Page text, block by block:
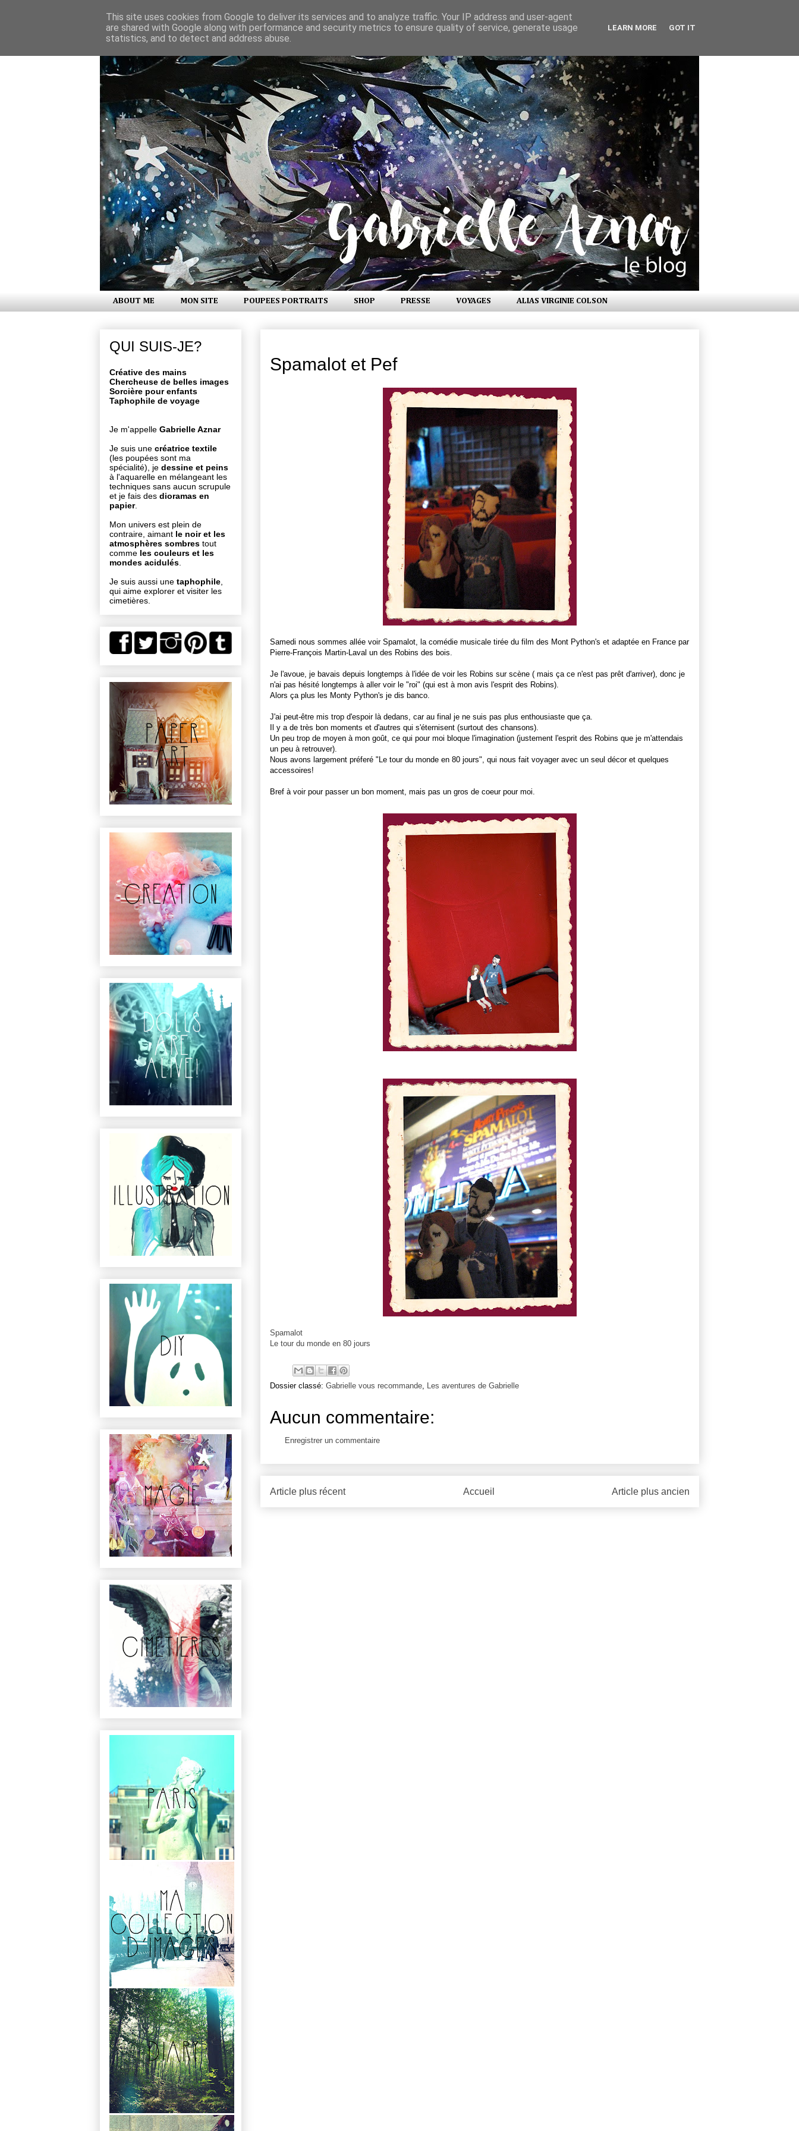
ABOUT ME MON SITE POUPEES PORTRAITS SHOP PRESSE VOYAGES ALIAS VIRGINIE COLSON
Spamalot et Pef
Samedi nous sommes allée voir Spamalot, la comédie musicale tirée du film des Mont Python's et adaptée en France par
Pierre-François Martin-Laval un des Robins des bois.
Je l'avoue, je bavais depuis longtemps à l'idée de voir les Robins sur scène ( mais ça ce n'est pas prêt d'arriver), donc je
n'ai pas hésité longtemps à aller voir le "roi" (qui est à mon avis l'esprit des Robins).
Alors ça plus les Monty Python's je dis banco.
J'ai peut-être mis trop d'espoir là dedans, car au final je ne suis pas plus enthousiaste que ça.
Il y a de très bon moments et d'autres qui s'éternisent (surtout des chansons).
Un peu trop de moyen à mon goût, ce qui pour moi bloque l'imagination (justement l'esprit des Robins que je m'attendais
un peu à retrouver).
Nous avons largement préferé "Le tour du monde en 80 jours", qui nous fait voyager avec un seul décor et quelques
accessoires!
Bref à voir pour passer un bon moment, mais pas un gros de coeur pour moi.
Spamalot
Le tour du monde en 80 jours
Dossier classé: Gabrielle vous recommande Les aventures de Gabrielle
Aucun commentaire:
Enregistrer un commentaire
Article plus récent Article plus ancien
Accueil
QUI SUIS-JE?
Créative des mains
Chercheuse de belles images
Sorcière pour enfants
Taphophile de voyage
Je m'appelle Gabrielle Aznar
Je suis une créatrice textile
(les poupées sont ma
spécialité), je dessine et peins
à l'aquarelle en mélangeant les
techniques sans aucun scrupule
et je fais des dioramas en
papier.
Mon univers est plein de
contraire, aimant le noir et les
atmosphères sombres tout
comme les couleurs et les
mondes acidulés
Je suis aussi une taphophile
qui aime explorer et visiter les
cimetières.
This site uses cookies from Google to deliver its services and to analyze traffic. Your IP address and user-agent
are shared with Google along with performance and security metrics to ensure quality of service, generate usage
statistics, and to detect and address abuse.
LEARN MORE GOT IT